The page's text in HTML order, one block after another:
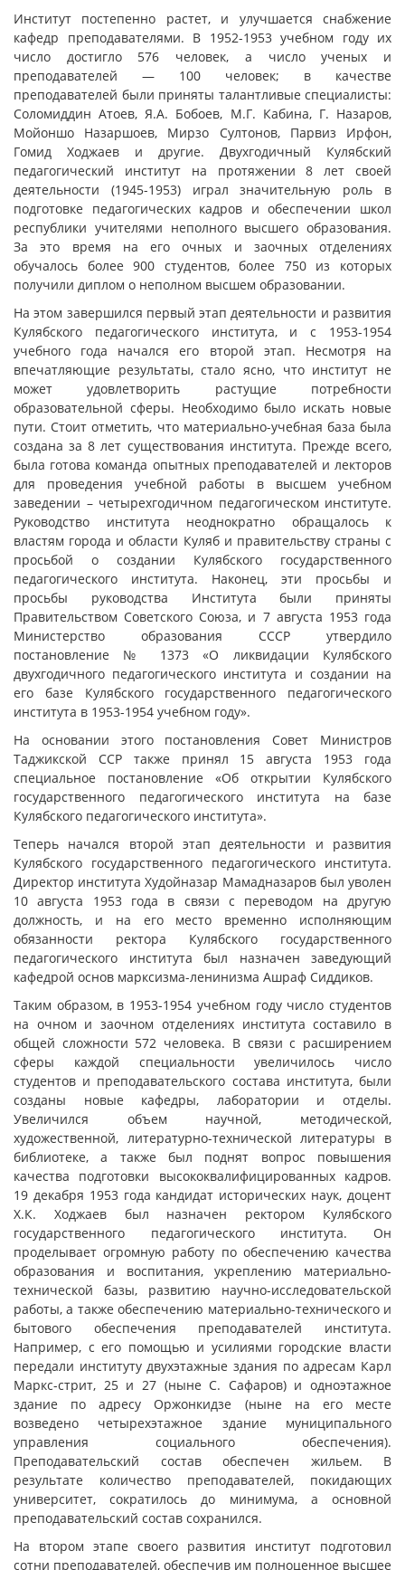
Институт постепенно растет, и улучшается снабжение
кафедр преподавателями. В 1952-1953 учебном году их
число достигло 576 человек, а число ученых и
преподавателей — 100 человек; в качестве
преподавателей были приняты талантливые специалисты:
Соломиддин Атоев, Я.А. Бобоев, М.Г. Кабина, Г. Назаров,
Мойоншо Назаршоев, Мирзо Султонов, Парвиз Ирфон,
Гомид Ходжаев и другие. Двухгодичный Кулябский
педагогический институт на протяжении 8 лет своей
деятельности (1945-1953) играл значительную роль в
подготовке педагогических кадров и обеспечении школ
республики учителями неполного высшего образования.
За это время на его очных и заочных отделениях
обучалось более 900 студентов, более 750 из которых
получили диплом о неполном высшем образовании.
На этом завершился первый этап деятельности и развития
Кулябского педагогического института, и с 1953-1954
учебного года начался его второй этап. Несмотря на
впечатляющие результаты, стало ясно, что институт не
может удовлетворить растущие потребности
образовательной сферы. Необходимо было искать новые
пути. Стоит отметить, что материально-учебная база была
создана за 8 лет существования института. Прежде всего,
была готова команда опытных преподавателей и лекторов
для проведения учебной работы в высшем учебном
заведении – четырехгодичном педагогическом институте.
Руководство института неоднократно обращалось к
властям города и области Куляб и правительству страны с
просьбой о создании Кулябского государственного
педагогического института. Наконец, эти просьбы и
просьбы руководства Института были приняты
Правительством Советского Союза, и 7 августа 1953 года
Министерство образования СССР утвердило
постановление № 1373 «О ликвидации Кулябского
двухгодичного педагогического института и создании на
его базе Кулябского государственного педагогического
института в 1953-1954 учебном году».
На основании этого постановления Совет Министров
Таджикской ССР также принял 15 августа 1953 года
специальное постановление «Об открытии Кулябского
государственного педагогического института на базе
Кулябского педагогического института».
Теперь начался второй этап деятельности и развития
Кулябского государственного педагогического института.
Директор института Худойназар Мамадназаров был уволен
10 августа 1953 года в связи с переводом на другую
должность, и на его место временно исполняющим
обязанности ректора Кулябского государственного
педагогического института был назначен заведующий
кафедрой основ марксизма-ленинизма Ашраф Сиддиков.
Таким образом, в 1953-1954 учебном году число студентов
на очном и заочном отделениях института составило в
общей сложности 572 человека. В связи с расширением
сферы каждой специальности увеличилось число
студентов и преподавательского состава института, были
созданы новые кафедры, лаборатории и отделы.
Увеличился объем научной, методической,
художественной, литературно-технической литературы в
библиотеке, а также был поднят вопрос повышения
качества подготовки высококвалифицированных кадров.
19 декабря 1953 года кандидат исторических наук, доцент
Х.К. Ходжаев был назначен ректором Кулябского
государственного педагогического института. Он
проделывает огромную работу по обеспечению качества
образования и воспитания, укреплению материально-
технической базы, развитию научно-исследовательской
работы, а также обеспечению материально-технического и
бытового обеспечения преподавателей института.
Например, с его помощью и усилиями городские власти
передали институту двухэтажные здания по адресам Карл
Маркс-стрит, 25 и 27 (ныне С. Сафаров) и одноэтажное
здание по адресу Оржонкидзе (ныне на его месте
возведено четырехэтажное здание муниципального
управления социального обеспечения).
Преподавательский состав обеспечен жильем. В
результате количество преподавателей, покидающих
университет, сократилось до минимума, а основной
преподавательский состав сохранился.
На втором этапе своего развития институт подготовил
сотни преподавателей, обеспечив им полноценное высшее